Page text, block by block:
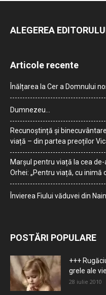
ALEGEREA
Articole recente
Înălțarea la Cer a Domnului
Dumnezeu…
Recunoștință și
viață – din partea preoților
Marșul pentru viață la cea de-
Orhei: „Pentru viață, cu inimă
Învierea Fiului văduvei din Nain
POSTĂRI POPULARE
+++
grele ale
28 iulie 2010